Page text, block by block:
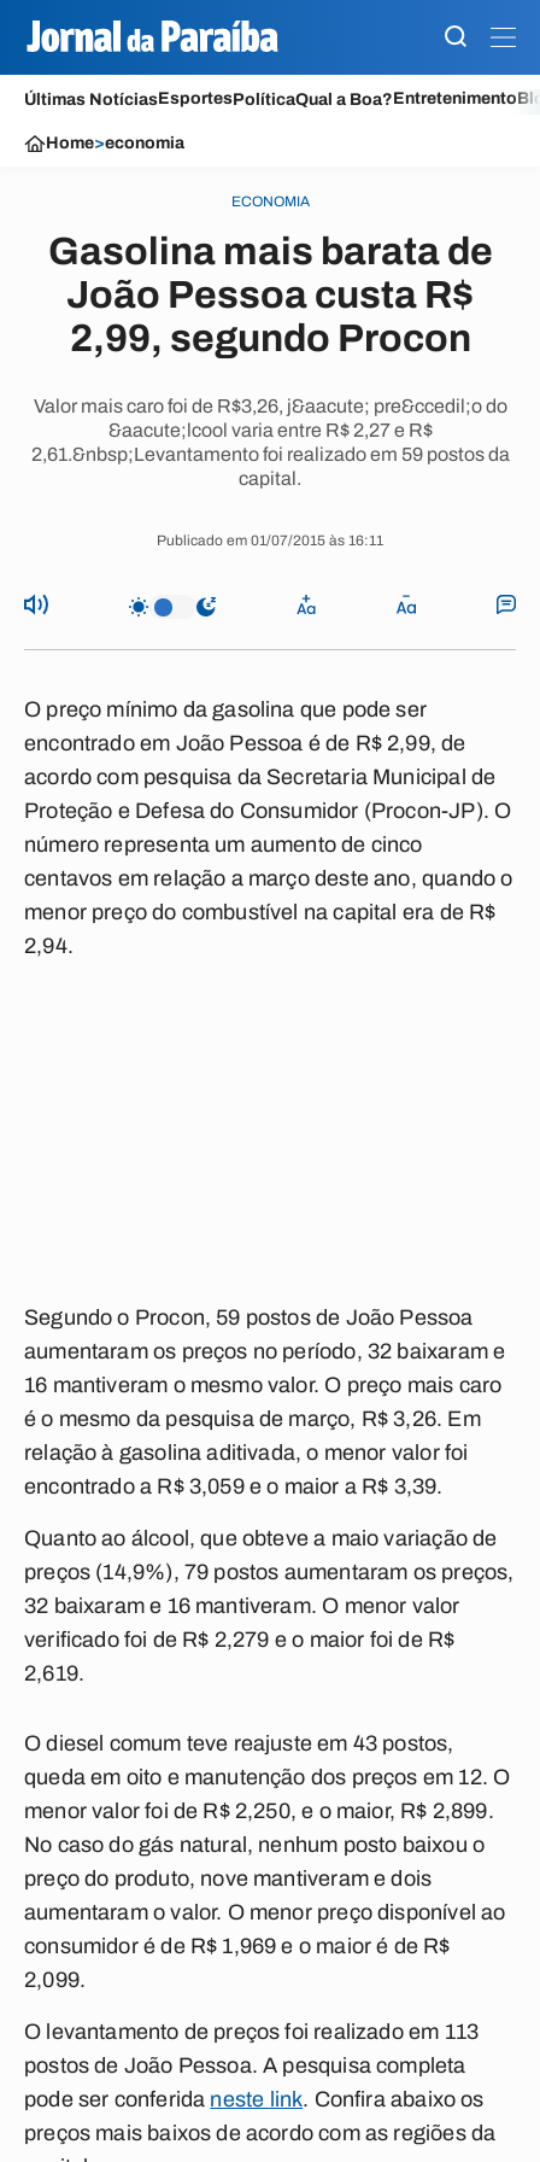
Últimas NotíciasEsportesPolíticaQual a Boa?Entretenimento
Home>economia
ECONOMIA
Gasolina mais barata de
João Pessoa custa R$
2,99, segundo Procon
Valor mais caro foi de R$3,26, j&aacute; pre&ccedil;o do
&aacute;lcool varia entre R$ 2,27 e R$
2,61.&nbsp;Levantamento foi realizado em 59 postos da
capital.
Publicado em 01/07/2015 às 16:11
O preço mínimo da gasolina que pode ser
encontrado em João Pessoa é de R$ 2,99, de
acordo com pesquisa da Secretaria Municipal de
Proteção e Defesa do Consumidor (Procon-JP). O
número representa um aumento de cinco
centavos em relação a março deste ano, quando o
menor preço do combustível na capital era de R$
2,94.
Segundo o Procon, 59 postos de João Pessoa
aumentaram os preços no período, 32 baixaram e
16 mantiveram o mesmo valor. O preço mais caro
é o mesmo da pesquisa de março, R$ 3,26. Em
relação à gasolina aditivada, o menor valor foi
encontrado a R$ 3,059 e o maior a R$ 3,39.
Quanto ao álcool, que obteve a maio variação de
preços (14,9%), 79 postos aumentaram os preços,
32 baixaram e 16 mantiveram. O menor valor
verificado foi de R$ 2,279 e o maior foi de R$
2,619.
O diesel comum teve reajuste em 43 postos,
queda em oito e manutenção dos preços em 12. O
menor valor foi de R$ 2,250, e o maior, R$ 2,899.
No caso do gás natural, nenhum posto baixou o
preço do produto, nove mantiveram e dois
aumentaram o valor. O menor preço disponível ao
consumidor é de R$ 1,969 e o maior é de R$
2,099.
O levantamento de preços foi realizado em 113
postos de João Pessoa. A pesquisa completa
pode ser conferida neste link. Confira abaixo os
preços mais baixos de acordo com as regiões da